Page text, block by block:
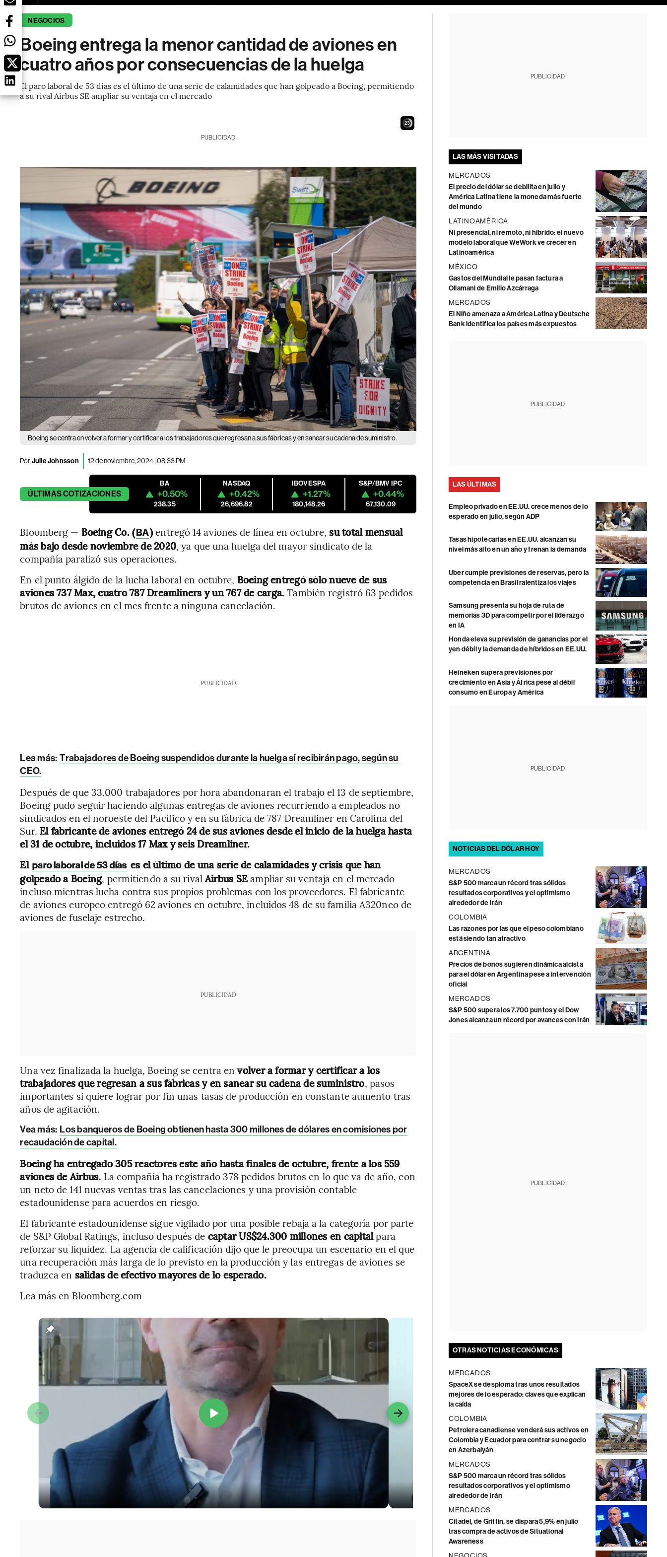
NEGOCIOS
Boeing entrega la menor cantidad de aviones en
cuatro años por consecuencias de la huelga
El paro laboral de 53 días es el último de una serie de calamidades que han golpeado a Boeing, permitiendo
a su rival Airbus SE ampliar su ventaja en el mercado
21
PUBLICIDAD
Boeing se centra en volver a formar y certificar a los trabajadores que regresan a sus fábricas y en sanear su cadena de suministro.
PorJulie Johnsson 12 de noviembre, 2024 | 08:33 PM
ÚLTIMASCOTIZACIONES
BA
+0.50%
238.35
NASDAQ
+0.42%
26,696.82
IBOVESPA
+1.27%
180,148.26
S&P/BMV IPC
+0.44%
67,130.09
Bloomberg — Boeing Co. (BA)entregó 14 aviones de línea en octubre, su total mensual
más bajo desde noviembre de 2020, ya que una huelga del mayor sindicato de la
compañía paralizó sus operaciones.
En el punto álgido de la lucha laboral en octubre, Boeing entregó sólo nueve de sus
aviones 737 Max, cuatro 787 Dreamliners y un 767 de carga.También registró 63 pedidos
brutos de aviones en el mes frente a ninguna cancelación.
PUBLICIDAD
Lea más: Trabajadores de Boeing suspendidos durante la huelga sí recibirán pago, según su
CEO.
Después de que 33.000 trabajadores por hora abandonaran el trabajo el 13 de septiembre,
Boeing pudo seguir haciendo algunas entregas de aviones recurriendo a empleados no
sindicados en el noroeste del Pacífico y en su fábrica de 787 Dreamliner en Carolina del
Sur. El fabricante de aviones entregó 24 de sus aviones desde el inicio de la huelga hasta
el 31 de octubre, incluidos 17 Max y seis Dreamliner.
El paro laboral de 53 días es el último de una serie de calamidades y crisis que han
golpeado a Boeing, permitiendo a su rivalAirbus SEampliar su ventaja en el mercado
incluso mientras lucha contra sus propios problemas con los proveedores. El fabricante
de aviones europeo entregó 62 aviones en octubre, incluidos 48 de su familia A320neo de
aviones de fuselaje estrecho.
PUBLICIDAD
Una vez finalizada la huelga, Boeing se centra envolver a formar y certificar a los
trabajadores que regresan a sus fábricas y en sanear su cadena de suministro, pasos
importantes si quiere lograr por fin unas tasas de producción en constante aumento tras
años de agitación.
Vea más: Los banqueros de Boeing obtienen hasta 300 millones de dólares en comisiones por
recaudación de capital.
Boeing ha entregado 305 reactores este año hasta finales de octubre, frente a los 559
aviones de Airbus. La compañía ha registrado 378 pedidos brutos en lo que va de año, con
un neto de 141 nuevas ventas tras las cancelaciones y una provisión contable
estadounidense para acuerdos en riesgo.
El fabricante estadounidense sigue vigilado por una posible rebaja a la categoría por parte
de S&P Global Ratings, incluso después de captar US$24.300 millones en capitalpara
reforzar su liquidez. La agencia de calificación dijo que le preocupa un escenario en el que
una recuperación más larga de lo previsto en la producción y las entregas de aviones se
traduzca en salidas de efectivo mayores de lo esperado.
Lea más en Bloomberg.com
PUBLICIDAD
LAS MÁS VISITADAS
MERCADOS
El precio del dólar se debilita en julio y
América Latina tiene la moneda más fuerte
del mundo
LATINOAMÉRICA
Ni presencial, ni remoto, ni híbrido: el nuevo
modelo laboral que WeWork ve crecer en
Latinoamérica
MÉXICO
Gastos del Mundial le pasan factura a
Ollamani de Emilio Azcárraga
MERCADOS
El Niño amenaza a América Latina y Deutsche
Bank identifica los países más expuestos
PUBLICIDAD
LAS ÚLTIMAS
Empleo privado en EE.UU. crece menos de lo
esperado en julio, según ADP
Tasas hipotecarias en EE.UU. alcanzan su
nivel más alto en un año y frenan la demanda
Uber cumple previsiones de reservas, pero la
competencia en Brasil ralentiza los viajes
Samsung presenta su hoja de ruta de
memorias 3D para competir por el liderazgo
en IA
Honda eleva su previsión de ganancias por el
yen débil y la demanda de híbridos en EE.UU.
Heineken supera previsiones por
crecimiento en Asia y África pese al débil
consumo en Europa y América
PUBLICIDAD
NOTICIAS DEL DÓLAR HOY
MERCADOS
S&P 500 marca un récord tras sólidos
resultados corporativos y el optimismo
alrededor de Irán
COLOMBIA
Las razones por las que el peso colombiano
está siendo tan atractivo
ARGENTINA
Precios de bonos sugieren dinámica alcista
para el dólar en Argentina pese a intervención
oficial
MERCADOS
S&P 500 supera los 7.700 puntos y el Dow
Jones alcanza un récord por avances con Irán
PUBLICIDAD
OTRAS NOTICIAS ECONÓMICAS
MERCADOS
SpaceX se desploma tras unos resultados
mejores de lo esperado: claves que explican
la caída
COLOMBIA
Petrolera canadiense venderá sus activos en
Colombia y Ecuador para centrar su negocio
en Azerbaiyán
MERCADOS
S&P 500 marca un récord tras sólidos
resultados corporativos y el optimismo
alrededor de Irán
MERCADOS
Citadel, de Griffin, se dispara 5,9% en julio
tras compra de activos de Situational
Awareness
NEGOCIOS